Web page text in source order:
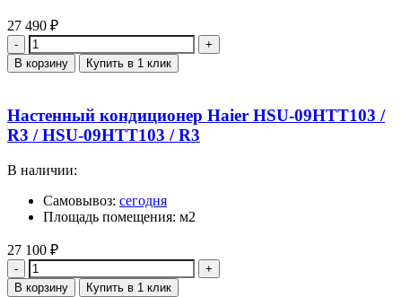
27 490 ₽
Количество
В корзину Купить в 1 клик
Настенный кондиционер Haier HSU-09HTT103 /
R3 / HSU-09HTT103 / R3
В наличии:
Самовывоз: сегодня
Площадь помещения: м2
27 100 ₽
Количество
В корзину Купить в 1 клик